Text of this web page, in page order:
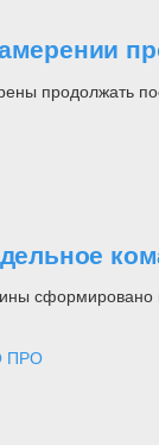
продолжать
сформировано
ПРО